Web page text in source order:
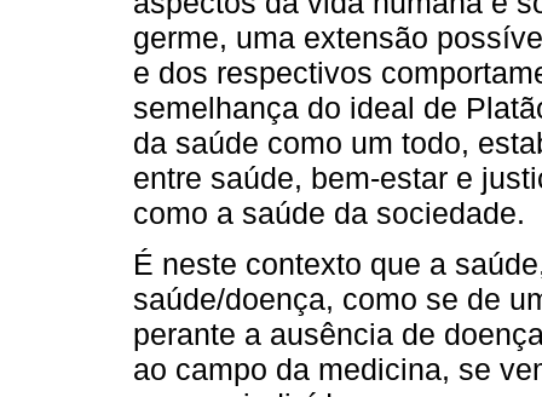
germe, uma extensão
e dos respectivos
semelhança do ideal de
da saúde como um todo,
entre saúde, bem-estar e
como a saúde da sociedade.
É neste contexto que a
saúde/doença, como se de
perante a ausência de
ao campo da medicina, se